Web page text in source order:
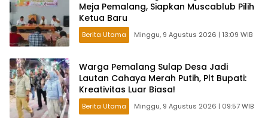
Meja Pemalang, Siapkan Muscablub Pilih
Ketua Baru
Berita Utama Minggu, 9 Agustus 2026 | 13:09 WIB
Warga Pemalang Sulap Desa Jadi
Lautan Cahaya Merah Putih, Plt Bupati:
Kreativitas Luar Biasa!
Berita Utama Minggu, 9 Agustus 2026 | 09:57 WIB